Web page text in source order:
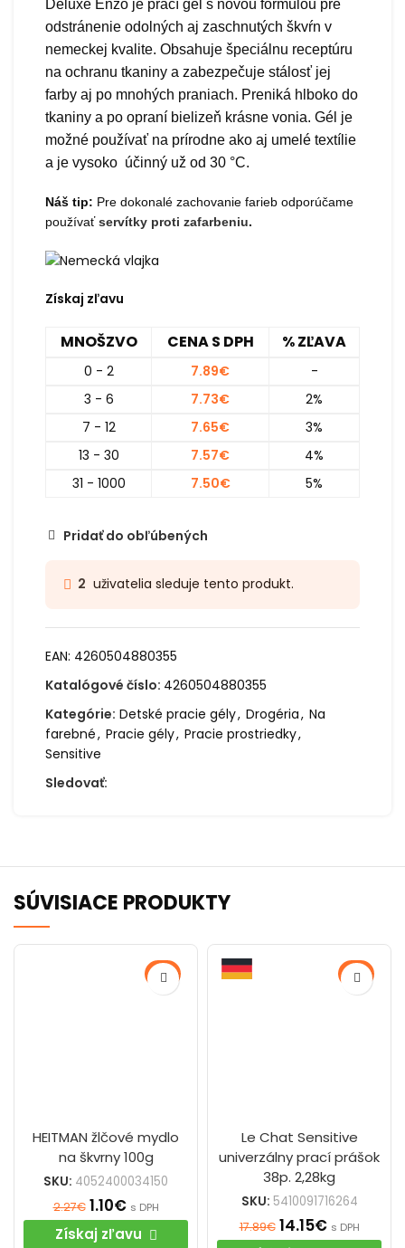
Deluxe Enzo je prací gél s novou formulou pre
odstránenie odolných aj zaschnutých škvŕn v
nemeckej kvalite. Obsahuje špeciálnu receptúru
na ochranu tkaniny a zabezpečuje stálosť jej
farby aj po mnohých praniach. Preniká hlboko do
tkaniny a po opraní bielizeň krásne vonia. Gél je
možné používať na prírodne ako aj umelé textílie
a je vysoko účinný už od 30 °C.
Náš tip: Pre dokonalé zachovanie farieb odporúčame
používaťservítky proti zafarbeniu.
Získaj zľavu
MNOŠZVO CENA S DPH % ZĽAVA
0 - 2 7.89€
-
3 - 6
7.73€
2%
7 - 12
7.65€
3%
13 - 30
7.57€
4%
31 - 1000
7.50€ 5%
Pridať do obľúbených
2 uživatelia sleduje tento produkt.
EAN: 4260504880355
Katalógové číslo: 4260504880355
Kategórie: Detské pracie gély, Drogéria, Na
farebné, Pracie gély, Pracie prostriedky,
Sensitive
Sledovať:
SÚVISIACE PRODUKTY
-52%
HEITMAN žlčové mydlo
na škvrny 100g
SKU: 4052400034150
2.27€ 1.10€ s DPH
Získaj zľavu
-21%
Le Chat Sensitive
univerzálny prací prášok
38p. 2,28kg
SKU: 5410091716264
17.89€ 14.15€ s DPH